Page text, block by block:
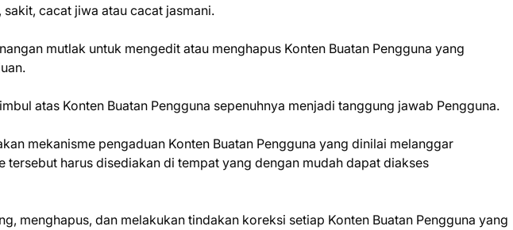
cacat jiwa atau cacat jasmani.
mutlak untuk mengedit atau menghapus Konten Buatan Pengguna yang
atas Konten Buatan Pengguna sepenuhnya menjadi tanggung jawab Pengguna.
mekanisme pengaduan Konten Buatan Pengguna yang dinilai melanggar
tersebut harus disediakan di tempat yang dengan mudah dapat diakses
menghapus, dan melakukan tindakan koreksi setiap Konten Buatan Pengguna yang